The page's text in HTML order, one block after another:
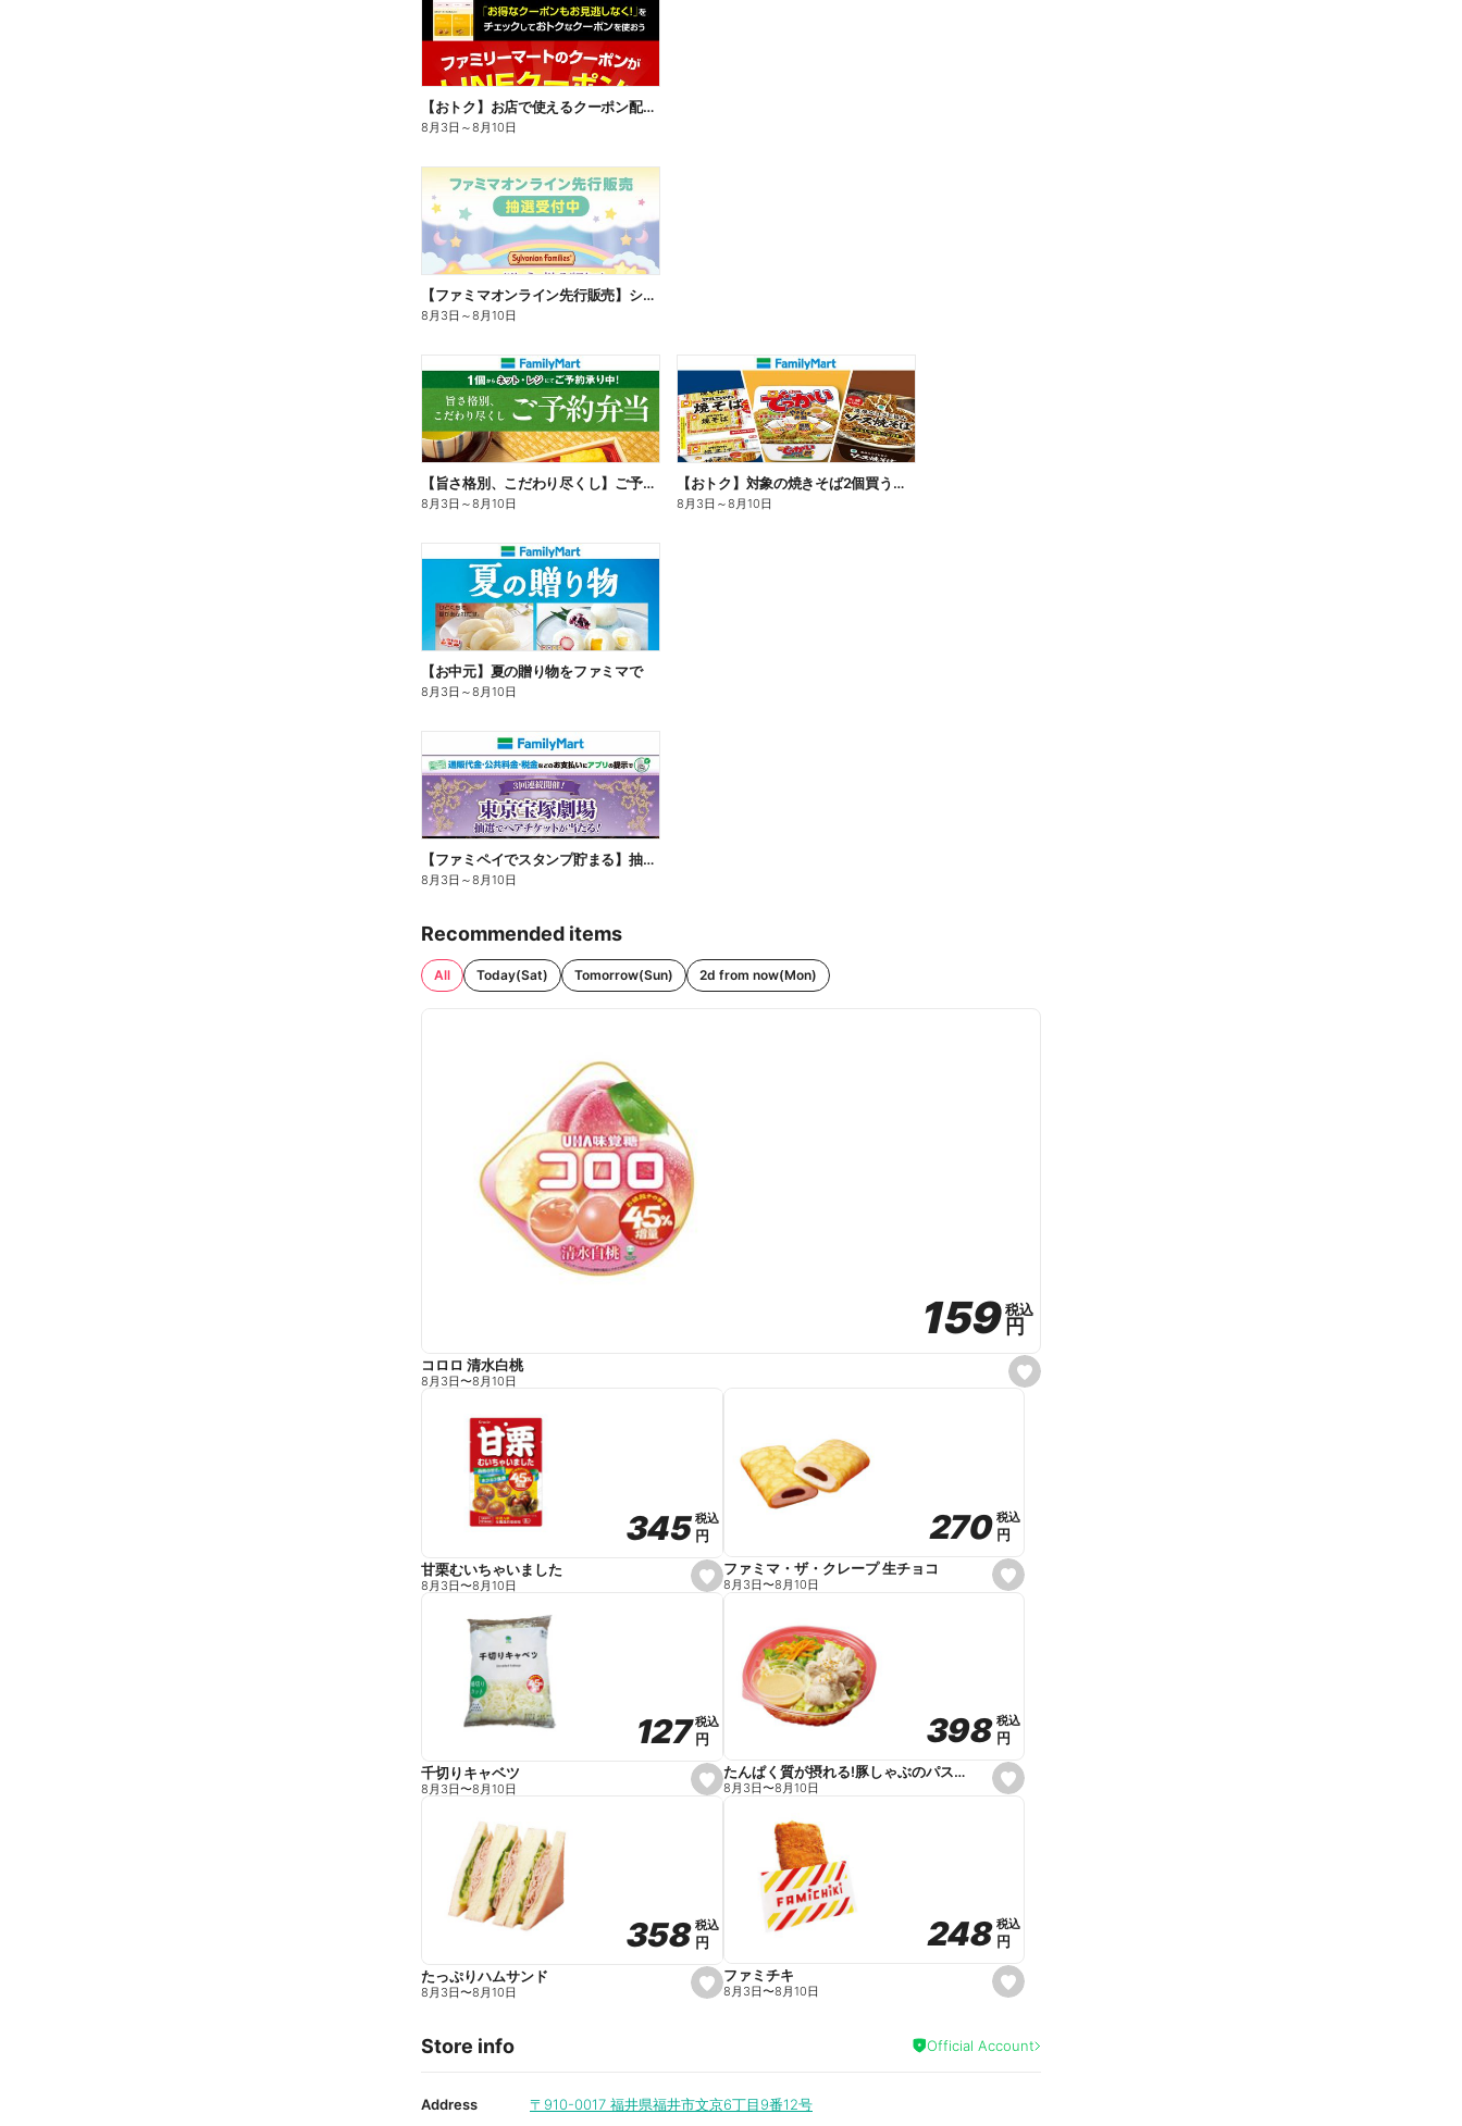
【おトク】お店で使えるクーポン配信中
8月3日 ～8月10日
【ファミマオンライン先行販売】シルバニアファミリー
8月3日 ～8月10日
【旨さ格別、こだわり尽くし】ご予約弁当
8月3日 ～8月10日
【おトク】対象の焼きそば2個買うと100円引き!
8月3日 ～8月10日
【お中元】夏の贈り物をファミマで
8月3日 ～8月10日
【ファミペイでスタンプ貯まる】抽選でペアチケットが当たる!
8月3日 ～8月10日
Recommended items
All Today(Sat) Tomorrow(Sun) 2d from now(Mon)
s
e
159
159税込
税込
円
円
コロロ 清水白桃
8月3日〜8月10日
s
e
e
345
345税込
税込
円
円
甘栗むいちゃいました
8月3日〜8月10日
s
e
e
270
270 税込
税込
円
円
ファミマ・ザ・クレープ 生チョコ
8月3日〜8月10日
s
e
e
127
127税込
税込
円
円
千切りキャベツ
8月3日〜8月10日
s
e
e
398
398 税込
税込
円
円
たんぱく質が摂れる!豚しゃぶのパスタサラダ
8月3日〜8月10日
s
e
i
t
358
358税込
税込
円
円
たっぷりハムサンド
8月3日〜8月10日
s
e
a
248
248 税込
税込
円
円
ファミチキ
8月3日〜8月10日
Store info Official Account
Address 〒910-0017 福井県福井市文京6丁目9番12号